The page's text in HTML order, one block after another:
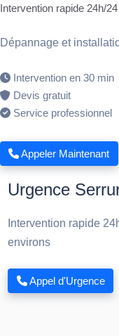
Intervention rapide 24h/
Dépannage et
Intervention en 30 min
Devis gratuit
Service professionnel
Appeler Maintenant
Urgence
Intervention rapide
environs
Appel d'Urgence